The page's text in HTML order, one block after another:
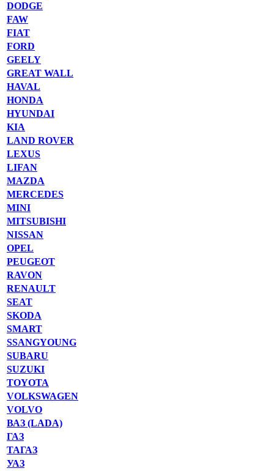
DODGE
FAW
FIAT
FORD
GEELY
GREAT WALL
HAVAL
HONDA
HYUNDAI
KIA
LAND ROVER
LEXUS
LIFAN
MAZDA
MERCEDES
MINI
MITSUBISHI
NISSAN
OPEL
PEUGEOT
RAVON
RENAULT
SEAT
SKODA
SMART
SSANGYOUNG
SUBARU
SUZUKI
TOYOTA
VOLKSWAGEN
VOLVO
ВАЗ (LADA)
ГАЗ
ТАГАЗ
УАЗ